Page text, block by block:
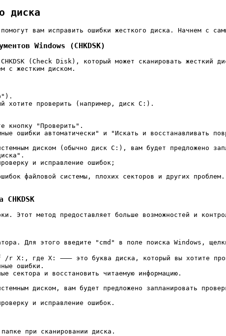
диска
вам исправить ошибки жесткого диска. Начнем с
Windows (CHKDSK)
(Check Disk), который может сканировать жесткий
с жестким диском.
хотите проверить (например, диск C:).
кнопку "Проверить".
ошибки автоматически" и "Искать и восстанавливать
диском (обычно диск C:), вам будет предложено
и исправление ошибок;
файловой системы, плохих секторов и других
Этот метод предоставляет больше возможностей и
Для этого введите "cmd" в поле поиска Windows,
/r X: , где X: ⸺ это буква диска, который вы хотите
ошибки.
сектора и восстановить читаемую информацию.
диском, вам будет предложено запланировать
и исправление ошибок.
при сканировании диска.